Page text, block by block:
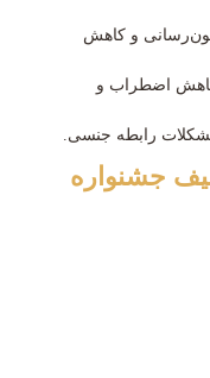
خون‌رسانی و کاهش
کاهش اضطراب و
مشکلات رابطه جنسی.
جشنواره